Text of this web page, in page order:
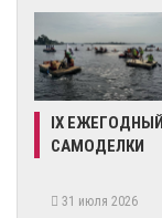
IX
САМОДЕЛКИ
31 июля 2026